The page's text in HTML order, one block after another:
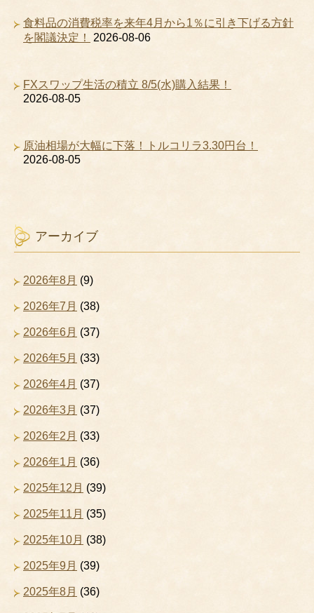
食料品の消費税率を来年4月から1％に引き下げる方針
を閣議決定！
2026-08-06
FXスワップ生活の積立 8/5(水)購入結果！
2026-08-05
原油相場が大幅に下落！トルコリラ3.30円台！
2026-08-05
アーカイブ
2026年8月 (9)
2026年7月 (38)
2026年6月 (37)
2026年5月 (33)
2026年4月 (37)
2026年3月 (37)
2026年2月 (33)
2026年1月 (36)
2025年12月 (39)
2025年11月 (35)
2025年10月 (38)
2025年9月 (39)
2025年8月 (36)